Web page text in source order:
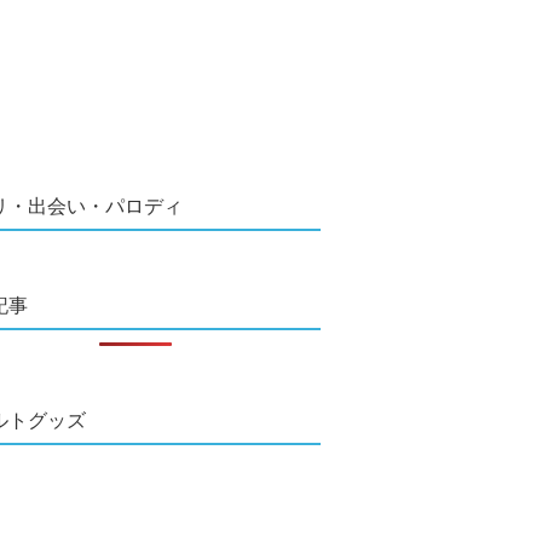
・出会い・パロディ
事
トグッズ